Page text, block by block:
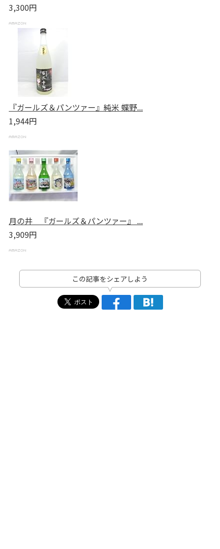
3,300円
『ガールズ＆パンツァー』純米 蝶野...
1,944円
月の井 『ガールズ＆パンツァー』 ...
3,909円
この記事をシェアしよう